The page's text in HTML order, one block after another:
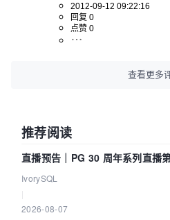
2012-09-12 09:22:16
回复 0
点赞 0
查看更多
推荐阅读
直播预告｜PG 30 周年系列直播
核——我们改得动吗？我们贡献了
IvorySQL
2026-08-07